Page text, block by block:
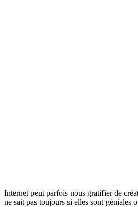
Internet peut parfois nous gratifier de
ne sait pas toujours si elles sont géniales